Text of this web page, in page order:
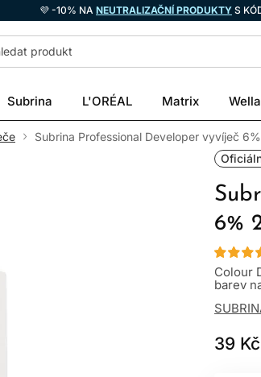
💜 -10% NA NEUTRALIZAČNÍ PRODUKTY S
Subrina L'ORÉAL Matrix Wella
Subrina Professional Developer vyvíječ
6%
Colour
barev
39 Kč